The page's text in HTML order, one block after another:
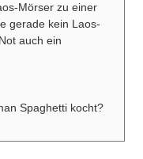
Mörser zu einer
gerade kein Laos-
auch ein
Spaghetti kocht?